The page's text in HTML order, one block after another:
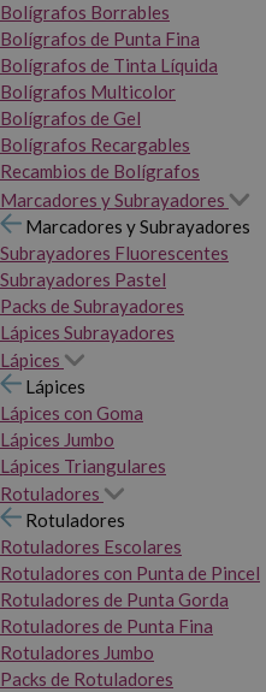
Bolígrafos Borrables
Bolígrafos de Punta Fina
Bolígrafos de Tinta Líquida
Bolígrafos Multicolor
Bolígrafos de Gel
Bolígrafos Recargables
Recambios de Bolígrafos
Marcadores y Subrayadores
Marcadores y Subrayadores
Subrayadores Fluorescentes
Subrayadores Pastel
Packs de Subrayadores
Lápices Subrayadores
Lápices
Lápices
Lápices con Goma
Lápices Jumbo
Lápices Triangulares
Rotuladores
Rotuladores
Rotuladores Escolares
Rotuladores con Punta de Pincel
Rotuladores de Punta Gorda
Rotuladores de Punta Fina
Rotuladores Jumbo
Packs de Rotuladores